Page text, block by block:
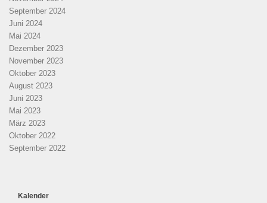
September 2024
Juni 2024
Mai 2024
Dezember 2023
November 2023
Oktober 2023
August 2023
Juni 2023
Mai 2023
März 2023
Oktober 2022
September 2022
Kalender